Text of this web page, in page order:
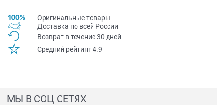
Оригинальные товары
Доставка по всей Pоссии
Возврат в течение 30 дней
Средний рейтинг 4.9
МЫ В СОЦ СЕТЯХ